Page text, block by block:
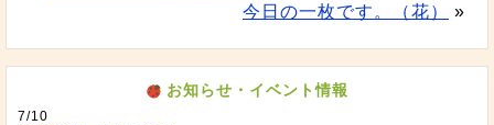
今日の一枚です。（花）
»
お知らせ・イベント情報
7/10